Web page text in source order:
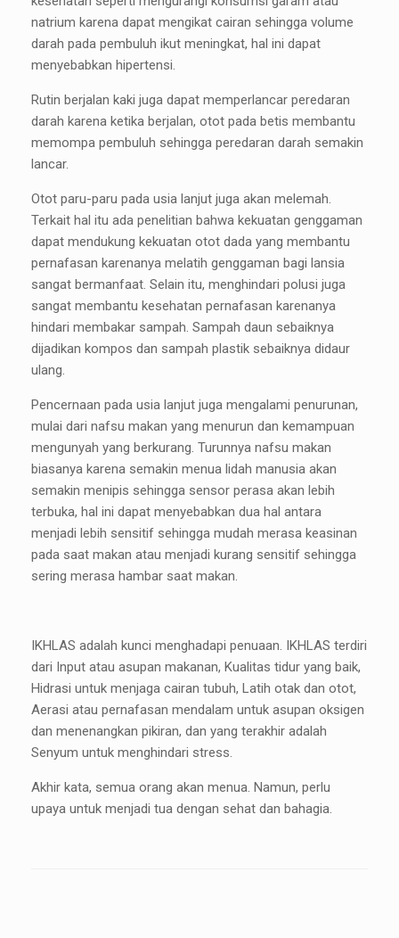
natrium karena dapat mengikat cairan sehingga volume
darah pada pembuluh ikut meningkat, hal ini dapat
menyebabkan hipertensi.
Rutin berjalan kaki juga dapat memperlancar peredaran
darah karena ketika berjalan, otot pada betis membantu
memompa pembuluh sehingga peredaran darah semakin
lancar.
Otot paru-paru pada usia lanjut juga akan melemah.
Terkait hal itu ada penelitian bahwa kekuatan genggaman
dapat mendukung kekuatan otot dada yang membantu
pernafasan karenanya melatih genggaman bagi lansia
sangat bermanfaat. Selain itu, menghindari polusi juga
sangat membantu kesehatan pernafasan karenanya
hindari membakar sampah. Sampah daun sebaiknya
dijadikan kompos dan sampah plastik sebaiknya didaur
ulang.
Pencernaan pada usia lanjut juga mengalami penurunan,
mulai dari nafsu makan yang menurun dan kemampuan
mengunyah yang berkurang. Turunnya nafsu makan
biasanya karena semakin menua lidah manusia akan
semakin menipis sehingga sensor perasa akan lebih
terbuka, hal ini dapat menyebabkan dua hal antara
menjadi lebih sensitif sehingga mudah merasa keasinan
pada saat makan atau menjadi kurang sensitif sehingga
sering merasa hambar saat makan.
IKHLAS adalah kunci menghadapi penuaan. IKHLAS terdiri
dari Input atau asupan makanan, Kualitas tidur yang baik,
Hidrasi untuk menjaga cairan tubuh, Latih otak dan otot,
Aerasi atau pernafasan mendalam untuk asupan oksigen
dan menenangkan pikiran, dan yang terakhir adalah
Senyum untuk menghindari stress.
Akhir kata, semua orang akan menua. Namun, perlu
upaya untuk menjadi tua dengan sehat dan bahagia.